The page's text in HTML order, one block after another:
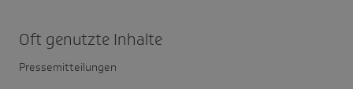
Oft genutzte Inhalte
Pressemitteilungen